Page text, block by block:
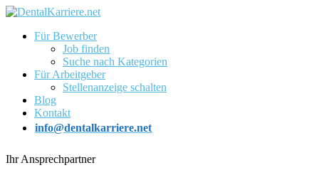
Für Bewerber
Job finden
Suche nach Kategorien
Für Arbeitgeber
Stellenanzeige schalten
Blog
Kontakt
info@dentalkarriere.net
Ihr Ansprechpartner